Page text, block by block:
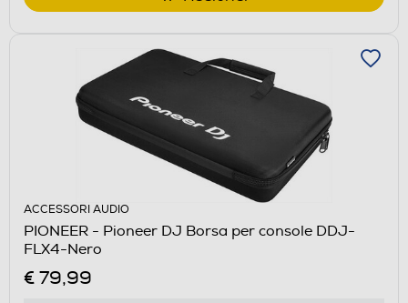
ACCESSORI AUDIO
PIONEER - Pioneer DJ Borsa per console DDJ-
FLX4-Nero
€ 79,99